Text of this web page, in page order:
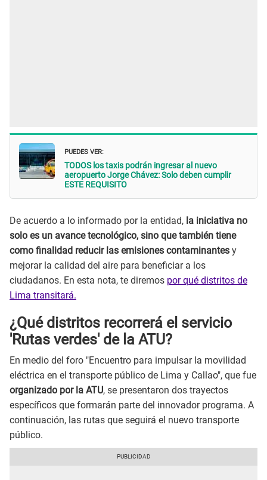
PUEDES VER:
TODOS los taxis podrán ingresar al nuevo
aeropuerto Jorge Chávez: Solo deben cumplir
ESTE REQUISITO
De acuerdo a lo informado por la entidad, la iniciativa no
solo es un avance tecnológico, sino que también tiene
como finalidad reducir las emisiones contaminantes y
mejorar la calidad del aire para beneficiar a los
ciudadanos. En esta nota, te diremos por qué distritos de
Lima transitará.
¿Qué distritos recorrerá el servicio
'Rutas verdes' de la ATU?
En medio del foro "Encuentro para impulsar la movilidad
eléctrica en el transporte público de Lima y Callao", que fue
organizado por la ATU, se presentaron dos trayectos
específicos que formarán parte del innovador programa. A
continuación, las rutas que seguirá el nuevo transporte
público.